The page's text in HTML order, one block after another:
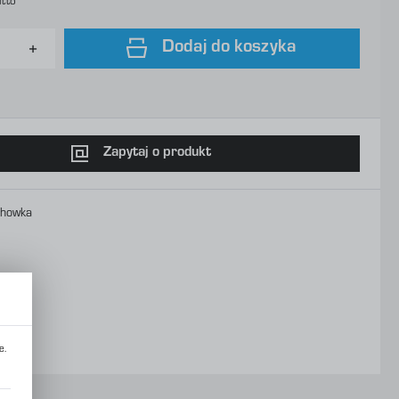
Dodaj do koszyka
Zapytaj o produkt